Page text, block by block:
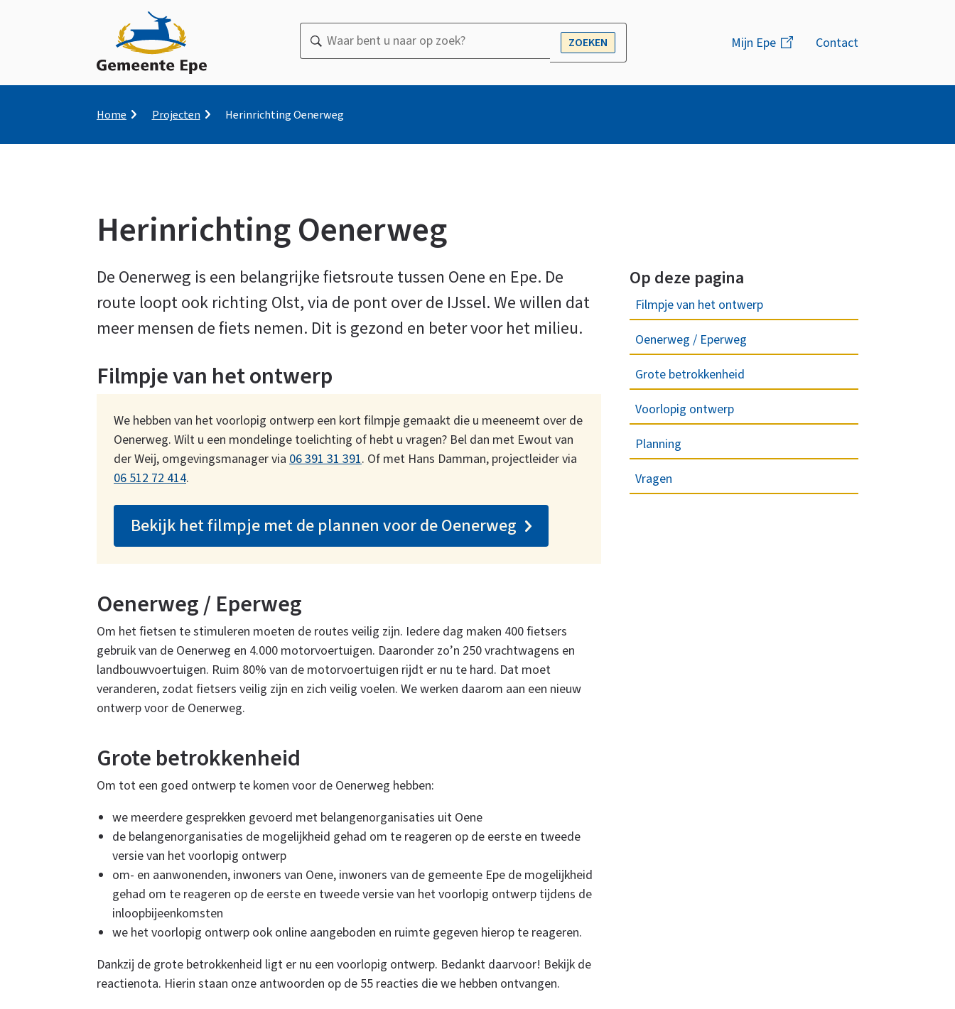
Waar
bent
naar
op
OPEN
ZOEKEN Mijn Epe(link
extern)
Contact
Kruimelpad
Home Projecten Herinrichting Oenerweg
Herinrichting Oenerweg
Herinrichting
Oenerweg
Op deze pagina
Filmpje van het ontwerp
Oenerweg / Eperweg
Grote betrokkenheid
Voorlopig ontwerp
Planning
Vragen
De Oenerweg is een belangrijke fietsroute tussen Oene en Epe. De
route loopt ook richting Olst, via de pont over de IJssel. We willen dat
meer mensen de fiets nemen. Dit is gezond en beter voor het milieu.
Filmpje van het ontwerp
We hebben van het voorlopig ontwerp een kort filmpje gemaakt die u meeneemt over de
Oenerweg. Wilt u een mondelinge toelichting of hebt u vragen? Bel dan met Ewout van
der Weij, omgevingsmanager via 06 391 31 391. Of met Hans Damman, projectleider via
06 512 72 414.
Bekijk het filmpje met de plannen voor de Oenerweg
Oenerweg / Eperweg
Om het fietsen te stimuleren moeten de routes veilig zijn. Iedere dag maken 400 fietsers
gebruik van de Oenerweg en 4.000 motorvoertuigen. Daaronder zo’n 250 vrachtwagens en
landbouwvoertuigen. Ruim 80% van de motorvoertuigen rijdt er nu te hard. Dat moet
veranderen, zodat fietsers veilig zijn en zich veilig voelen. We werken daarom aan een nieuw
ontwerp voor de Oenerweg.
Grote betrokkenheid
Om tot een goed ontwerp te komen voor de Oenerweg hebben:
we meerdere gesprekken gevoerd met belangenorganisaties uit Oene
de belangenorganisaties de mogelijkheid gehad om te reageren op de eerste en tweede
versie van het voorlopig ontwerp
om- en aanwonenden, inwoners van Oene, inwoners van de gemeente Epe de mogelijkheid
gehad om te reageren op de eerste en tweede versie van het voorlopig ontwerp tijdens de
inloopbijeenkomsten
we het voorlopig ontwerp ook online aangeboden en ruimte gegeven hierop te reageren.
Dankzij de grote betrokkenheid ligt er nu een voorlopig ontwerp. Bedankt daarvoor! Bekijk de
reactienota. Hierin staan onze antwoorden op de 55 reacties die we hebben ontvangen.